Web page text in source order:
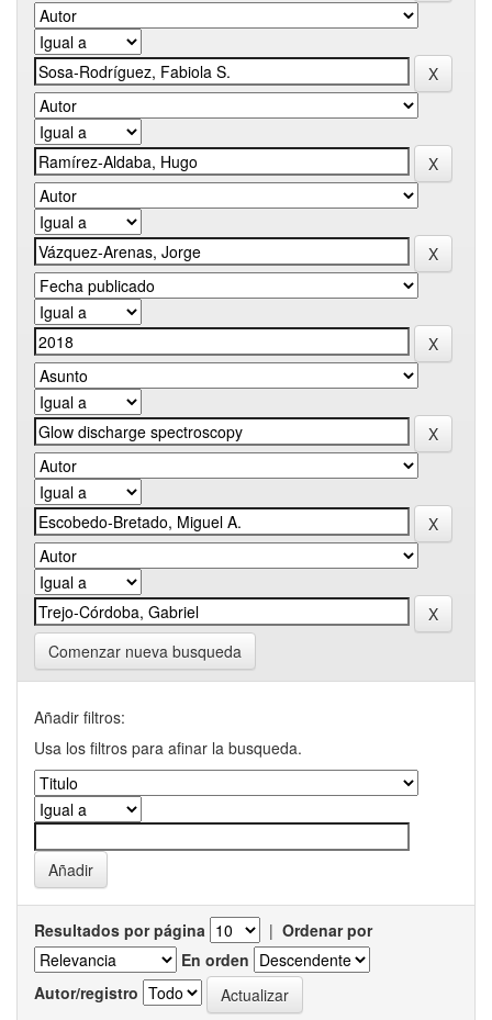
Comenzar nueva busqueda
Añadir filtros:
Usa los filtros para afinar la busqueda.
Resultados por página | Ordenar por
En orden
Autor/registro